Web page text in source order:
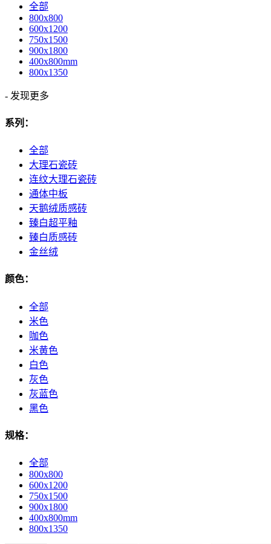
全部
800x800
600x1200
750x1500
900x1800
400x800mm
800x1350
- 发现更多
系列：
全部
大理石瓷砖
连纹大理石瓷砖
通体中板
天鹅绒质感砖
臻白超平釉
臻白质感砖
金丝绒
颜色：
全部
米色
咖色
米黄色
白色
灰色
灰蓝色
黑色
规格：
全部
800x800
600x1200
750x1500
900x1800
400x800mm
800x1350